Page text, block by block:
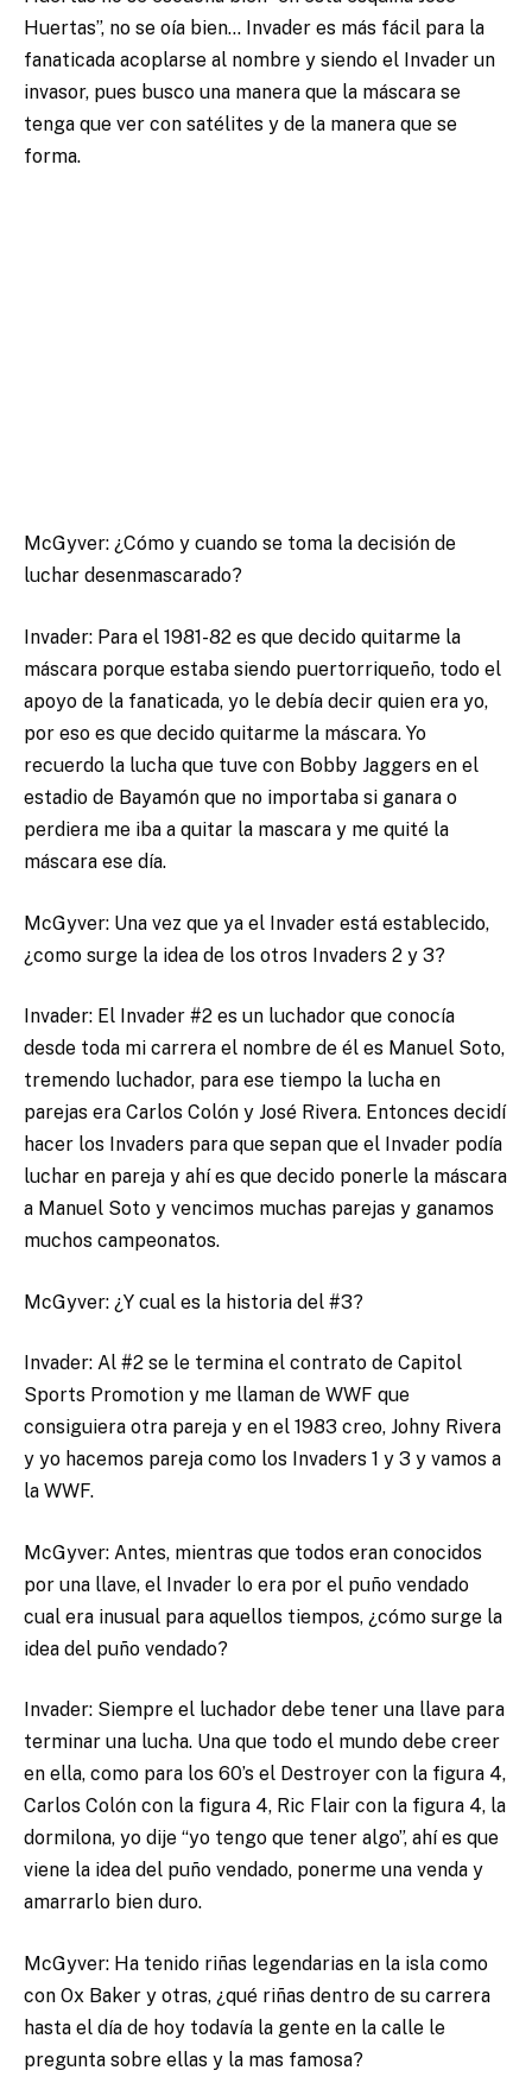
Huertas”, no se oía bien… Invader es más fácil para la
fanaticada acoplarse al nombre y siendo el Invader un
invasor, pues busco una manera que la máscara se
tenga que ver con satélites y de la manera que se
forma.
McGyver: ¿Cómo y cuando se toma la decisión de
luchar desenmascarado?
Invader: Para el 1981-82 es que decido quitarme la
máscara porque estaba siendo puertorriqueño, todo el
apoyo de la fanaticada, yo le debía decir quien era yo,
por eso es que decido quitarme la máscara. Yo
recuerdo la lucha que tuve con Bobby Jaggers en el
estadio de Bayamón que no importaba si ganara o
perdiera me iba a quitar la mascara y me quité la
máscara ese día.
McGyver: Una vez que ya el Invader está establecido,
¿como surge la idea de los otros Invaders 2 y 3?
Invader: El Invader #2 es un luchador que conocía
desde toda mi carrera el nombre de él es Manuel Soto,
tremendo luchador, para ese tiempo la lucha en
parejas era Carlos Colón y José Rivera. Entonces decidí
hacer los Invaders para que sepan que el Invader podía
luchar en pareja y ahí es que decido ponerle la máscara
a Manuel Soto y vencimos muchas parejas y ganamos
muchos campeonatos.
McGyver: ¿Y cual es la historia del #3?
Invader: Al #2 se le termina el contrato de Capitol
Sports Promotion y me llaman de WWF que
consiguiera otra pareja y en el 1983 creo, Johny Rivera
y yo hacemos pareja como los Invaders 1 y 3 y vamos a
la WWF.
McGyver: Antes, mientras que todos eran conocidos
por una llave, el Invader lo era por el puño vendado
cual era inusual para aquellos tiempos, ¿cómo surge la
idea del puño vendado?
Invader: Siempre el luchador debe tener una llave para
terminar una lucha. Una que todo el mundo debe creer
en ella, como para los 60’s el Destroyer con la figura 4,
Carlos Colón con la figura 4, Ric Flair con la figura 4, la
dormilona, yo dije “yo tengo que tener algo”, ahí es que
viene la idea del puño vendado, ponerme una venda y
amarrarlo bien duro.
McGyver: Ha tenido riñas legendarias en la isla como
con Ox Baker y otras, ¿qué riñas dentro de su carrera
hasta el día de hoy todavía la gente en la calle le
pregunta sobre ellas y la mas famosa?